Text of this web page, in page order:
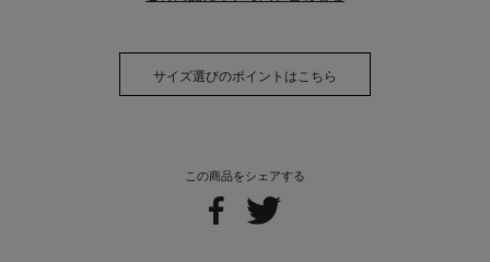
この商品をシェアする
サイズ選びのポイントはこちら